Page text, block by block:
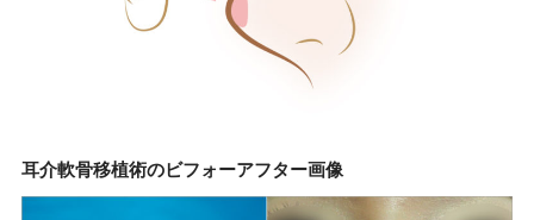
耳介軟骨移植術のビフォーアフター画像